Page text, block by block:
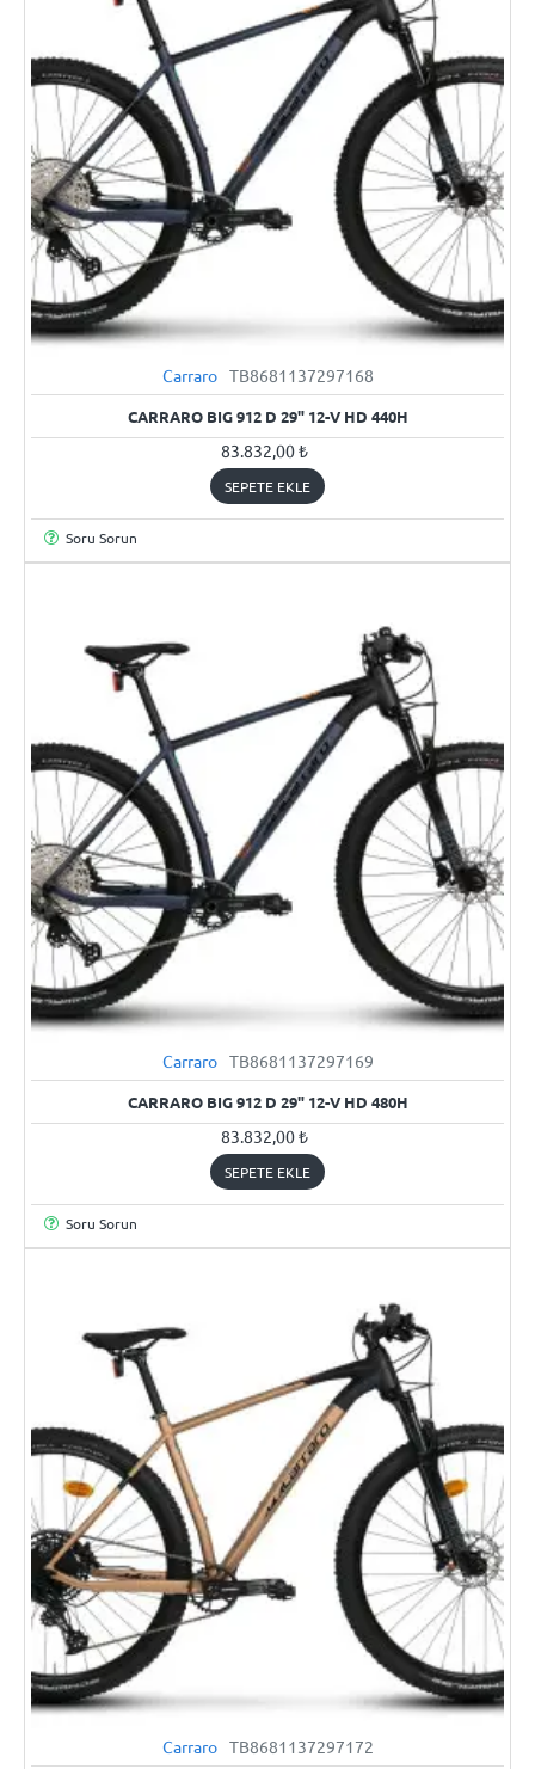
Carraro TB8681137297168
CARRARO BIG 912 D 29" 12-V HD 440H
83.832,00 ₺
SEPETE EKLE
Soru Sorun
Carraro TB8681137297169
CARRARO BIG 912 D 29" 12-V HD 480H
83.832,00 ₺
SEPETE EKLE
Soru Sorun
Carraro TB8681137297172